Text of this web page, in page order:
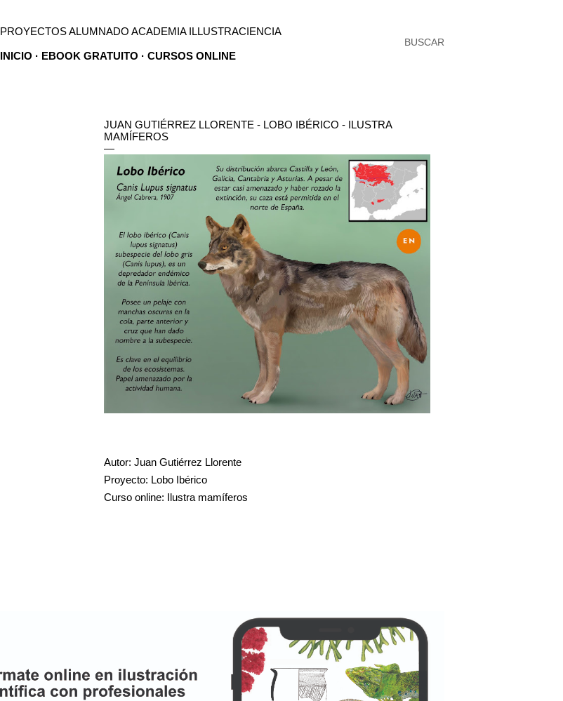
BUSCAR
PROYECTOS ALUMNADO ACADEMIA ILLUSTRACIENCIA
INICIO EBOOK GRATUITO CURSOS ONLINE
JUAN GUTIÉRREZ LLORENTE - LOBO IBÉRICO - ILUSTRA
MAMÍFEROS
Autor: Juan Gutiérrez Llorente
Proyecto: Lobo Ibérico
Curso online: Ilustra mamíferos